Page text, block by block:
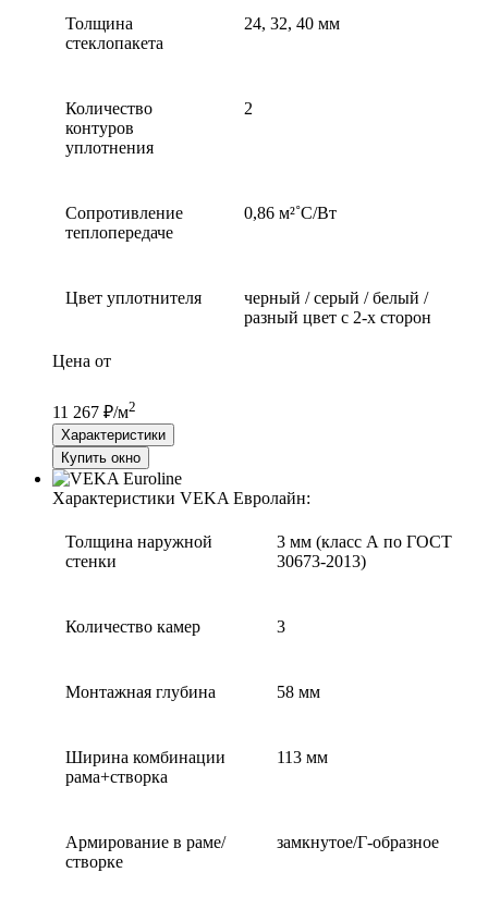
Толщина
стеклопакета
24, 32, 40 мм
Количество
контуров
уплотнения
2
Сопротивление
теплопередаче
0,86 м²˚С/Вт
Цвет уплотнителя
черный / серый / белый /
разный цвет с 2-х сторон
Цена от
11 267 ₽/м2
Характеристики
Купить окно
Характеристики VEKA Евролайн:
Толщина наружной
стенки
3 мм (класс А по ГОСТ
30673-2013)
Количество камер 3
Монтажная глубина 58 мм
Ширина комбинации
рама+створка
113 мм
Армирование в раме/
створке
замкнутое/Г-образное